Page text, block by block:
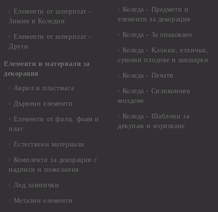
Елементи от шперплат -
Зимни и Коледни
Елементи от шперплат -
Други
Елементи и материали за
декорация
Акрил и пластмаса
Дървени елементи
Елементи от филц, фоам и
плат
Естествени материали
Комплекти за декорации с
надписи и пожелания
Лед лампички
Метални елементи
Коледа - Предмети и
елементи за декорация
Коледа - За опаковане
Коледа - Kлонки, елхички,
сушени плодове и шишарки
Коледа - Печати
Коледа - Силиконови
молдове
Коледа - Шаблони за
декупаж и изрязване